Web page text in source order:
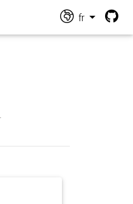
fr